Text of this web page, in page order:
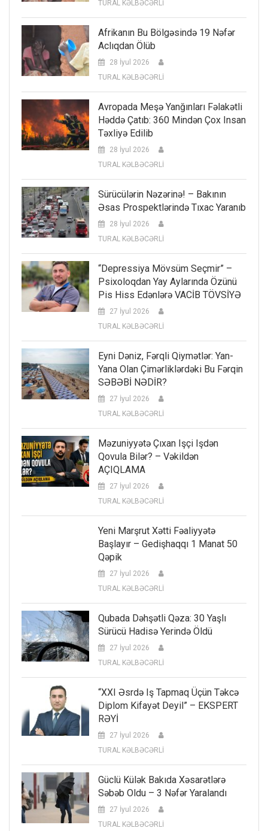
TURAL KƏLBƏCƏRLİ
Afrikanın Bu Bölgəsində 19 Nəfər
Aclıqdan Ölüb
28 İyul 2026
TURAL KƏLBƏCƏRLİ
Avropada Meşə Yanğınları Fəlakətli
Həddə Çatıb: 360 Mindən Çox Insan
Təxliyə Edilib
28 İyul 2026
TURAL KƏLBƏCƏRLİ
Sürücülərin Nəzərinə! – Bakının
Əsas Prospektlərində Tıxac Yaranıb
28 İyul 2026
TURAL KƏLBƏCƏRLİ
“Depressiya Mövsüm Seçmir” –
Psixoloqdan Yay Aylarında Özünü
Pis Hiss Edənlərə VACİB TÖVSİYƏ
27 İyul 2026
TURAL KƏLBƏCƏRLİ
Eyni Dəniz, Fərqli Qiymətlər: Yan-
Yana Olan Çimərliklərdəki Bu Fərqin
SƏBƏBİ NƏDİR?
27 İyul 2026
TURAL KƏLBƏCƏRLİ
Məzuniyyətə Çıxan Işçi Işdən
Qovula Bilər? – Vəkildən
AÇIQLAMA
27 İyul 2026
TURAL KƏLBƏCƏRLİ
Yeni Marşrut Xətti Fəaliyyətə
Başlayır – Gedişhaqqı 1 Manat 50
Qəpik
27 İyul 2026
TURAL KƏLBƏCƏRLİ
Qubada Dəhşətli Qəza: 30 Yaşlı
Sürücü Hadisə Yerində Öldü
27 İyul 2026
TURAL KƏLBƏCƏRLİ
“XXI Əsrdə Iş Tapmaq Üçün Təkcə
Diplom Kifayət Deyil” – EKSPERT
RƏYİ
27 İyul 2026
TURAL KƏLBƏCƏRLİ
Güclü Külək Bakıda Xəsarətlərə
Səbəb Oldu – 3 Nəfər Yaralandı
27 İyul 2026
TURAL KƏLBƏCƏRLİ